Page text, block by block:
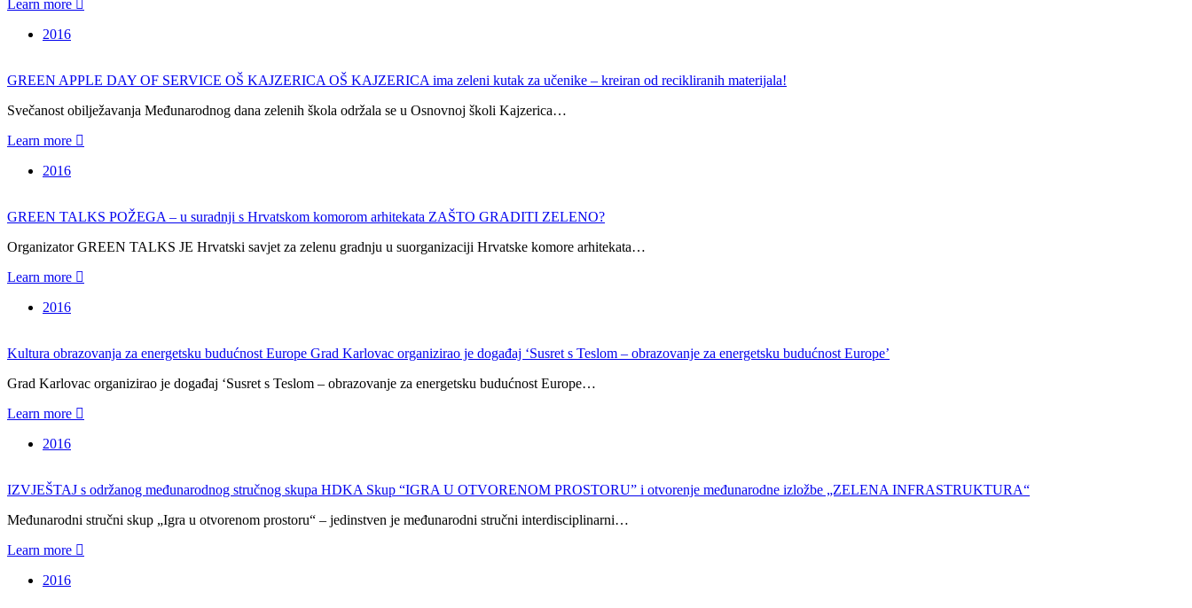
Learn more
2016
GREEN APPLE DAY OF SERVICE OŠ KAJZERICA OŠ KAJZERICA ima zeleni kutak za učenike – kreiran od recikliranih materijala!
Svečanost obilježavanja Međunarodnog dana zelenih škola održala se u Osnovnoj školi Kajzerica…
Learn more
2016
GREEN TALKS POŽEGA – u suradnji s Hrvatskom komorom arhitekata ZAŠTO GRADITI ZELENO?
Organizator GREEN TALKS JE Hrvatski savjet za zelenu gradnju u suorganizaciji Hrvatske komore arhitekata…
Learn more
2016
Kultura obrazovanja za energetsku budućnost Europe Grad Karlovac organizirao je događaj ‘Susret s Teslom – obrazovanje za energetsku budućnost Europe’
Grad Karlovac organizirao je događaj ‘Susret s Teslom – obrazovanje za energetsku budućnost Europe…
Learn more
2016
IZVJEŠTAJ s održanog međunarodnog stručnog skupa HDKA Skup “IGRA U OTVORENOM PROSTORU” i otvorenje međunarodne izložbe „ZELENA INFRASTRUKTURA“
Međunarodni stručni skup „Igra u otvorenom prostoru“ – jedinstven je međunarodni stručni interdisciplinarni…
Learn more
2016